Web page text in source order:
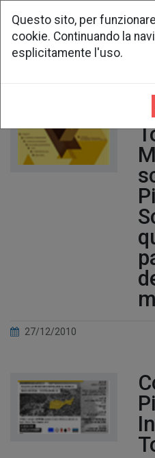
Dai Soci -
27/12/2010
Questo sito, per
cookie. Continuando la
esplicitamente l'uso.